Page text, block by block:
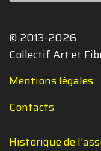
© 2013-2026
Collectif Art et
Mentions légales
Contacts
Historique de